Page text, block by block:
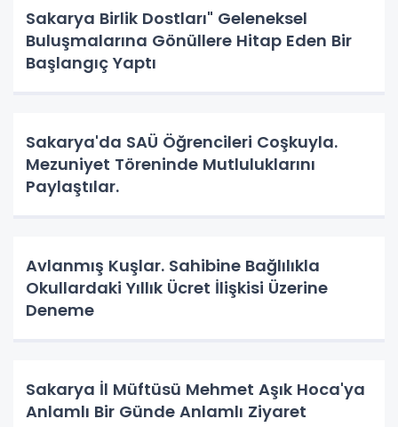
Sakarya Birlik Dostları" Geleneksel
Buluşmalarına Gönüllere Hitap Eden Bir
Başlangıç Yaptı
Sakarya'da SAÜ Öğrencileri Coşkuyla.
Mezuniyet Töreninde Mutluluklarını
Paylaştılar.
Avlanmış Kuşlar. Sahibine Bağlılıkla
Okullardaki Yıllık Ücret İlişkisi Üzerine
Deneme
Sakarya İl Müftüsü Mehmet Aşık Hoca'ya
Anlamlı Bir Günde Anlamlı Ziyaret